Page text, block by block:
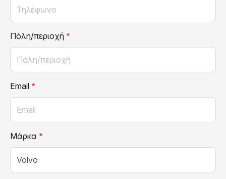
Πόλη/περιοχή
Email
Μάρκα